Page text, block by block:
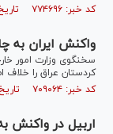
کد خبر: ۷۷۴۶۹۶ تاریخ انتشار : ۱۴۰۰/۰۸/۲۶
واکنش ایران به
سخنگوی وزارت امور
کردستان عراق را خلاف
کد خبر: ۷۰۹۰۶۴ تاریخ انتشار : ۱۳۹۹/۱۲/۲۰
اربیل در واکنش